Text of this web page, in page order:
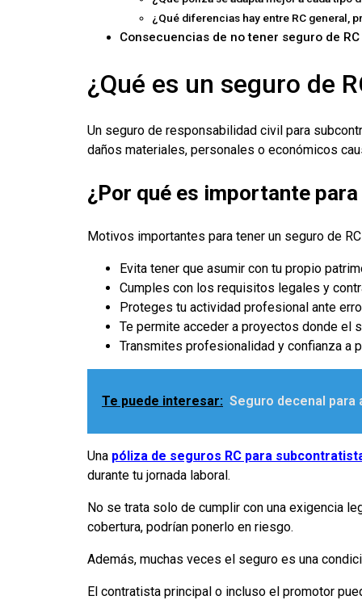
¿Qué diferencias hay entre RC general,
Consecuencias de no tener seguro de
¿Qué es un seguro de
Un seguro de responsabilidad civil para
daños materiales, personales o económicos
¿Por qué es importante
Motivos importantes para tener un seguro de
Evita tener que asumir con tu propio
Cumples con los requisitos legales y
Proteges tu actividad profesional ante
Te permite acceder a proyectos donde el
Transmites profesionalidad y confianza a
Te puede interesar: Seguro decenal
Una póliza de seguros RC para
durante tu jornada laboral.
No se trata solo de cumplir con una exigencia
cobertura, podrían ponerlo en riesgo.
Además, muchas veces el seguro es una
El contratista principal o incluso el promotor